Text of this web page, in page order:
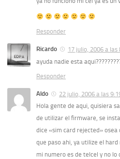
Responder
Ricardo
17 julio, 2006 a las
ayuda nadie esta
Responder
Aldo
22 julio, 2006 a las
Hola gente de aqui, quisiera
de utilizar el firmware, se
dice «sim card rejected»
que paso ahi, ya utilize el
mi numero es de telcel y no